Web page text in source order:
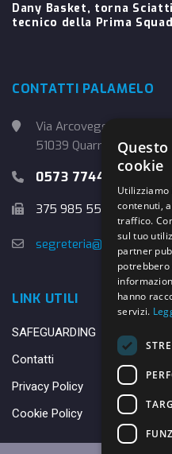
Dany Basket, torna
tecnico della Prima
CONTATTI PALAMELO
Via Arcoveggio, 4
51039 Quarrata (PT)
0573 774457
375 985 5526
segreteria@danybasket.it
LINK UTILI
SAFEGUARDING
Contatti
Privacy Policy
Cookie Policy
cookie
Utilizziamo
contenuti,
traffico.
sul tuo
partner
hanno
servizi.